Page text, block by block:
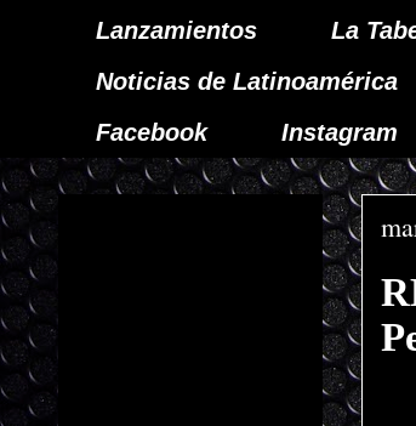
Lanzamientos
La
Noticias de Latinoamérica
Facebook
Instagram